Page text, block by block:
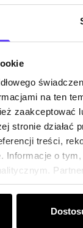
na ten
stronie działać
treści,
Informacje o
z ich